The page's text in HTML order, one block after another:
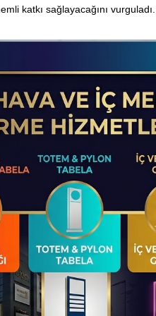
katkı sağlayacağını vurguladı.